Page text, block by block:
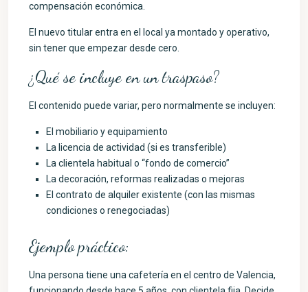
compensación económica.
El nuevo titular entra en el local ya montado y operativo,
sin tener que empezar desde cero.
¿Qué se incluye en un traspaso?
El contenido puede variar, pero normalmente se incluyen:
El mobiliario y equipamiento
La licencia de actividad (si es transferible)
La clientela habitual o “fondo de comercio”
La decoración, reformas realizadas o mejoras
El contrato de alquiler existente (con las mismas
condiciones o renegociadas)
Ejemplo práctico:
Una persona tiene una cafetería en el centro de Valencia,